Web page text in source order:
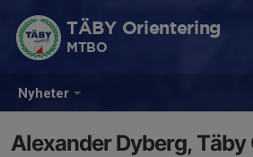
Nyheter
TÄBY Orientering
MTBO
Alexander Dyberg,